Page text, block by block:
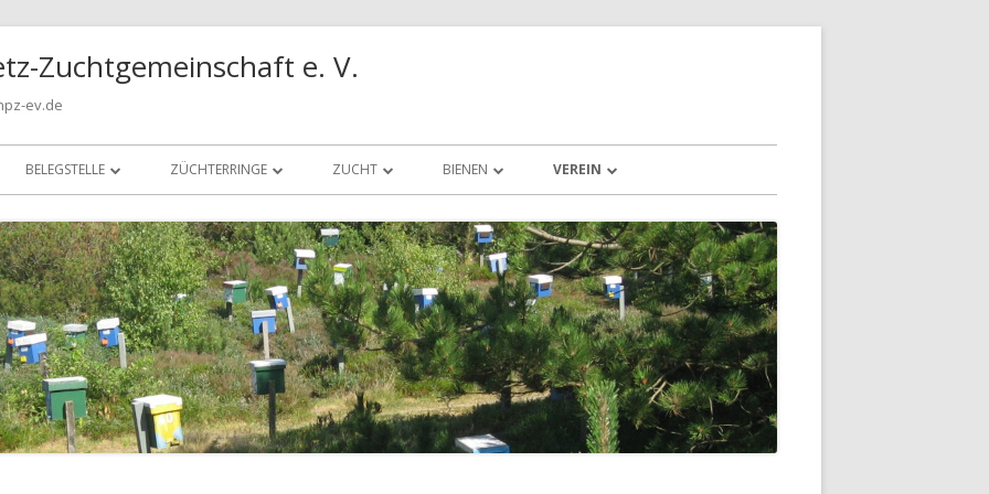
Zuchtgemeinschaft e. V.
ev.de
BELEGSTELLE
BELEGSTELLENGRENZE
INSELBELEGSTELLE
INSELBELEGSTELLE IM FILM
BELEGSTELLENORDNUNG
BETREUUNG INSELBELEGSTELLE
ZÜCHTERRINGE
KIEL
HIMMEL
ZUCHT
ZUCHTPHILOSOPHIE
ZUCHTMETHODEN
LEXIKON FACHAUSDRÜCKE
CARNICA-ZUCHT IM NORDEN
LEISTUNGSPRÜFUNG
BIENEN
IM KREISLAUF DER NATUR
VEREIN
VORSTAND & VEREIN
NORDDEUTSCHE PESCHETZ-
ZUCHTGEMEINSCHAFT E. V.
KONTAKT
DOWNLOAD